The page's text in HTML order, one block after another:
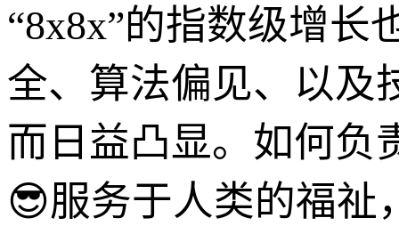
“8x8x”的指数级增长
全、算法偏见、以及
而日益凸显。如何负
😎服务于人类的福祉